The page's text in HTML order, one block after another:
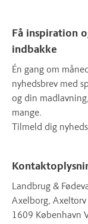
Få inspiration
indbakke
Én gang om
nyhedsbrev med
og din
mange.
Tilmeld dig
Landbrug &
Axelborg, Axeltorv
1609 København